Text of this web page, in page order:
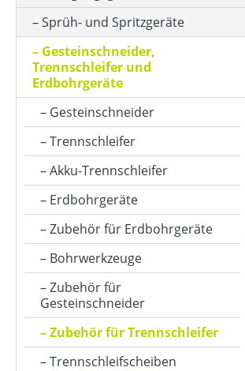
Sprüh- und Spritzgeräte
Gesteinschneider,
Trennschleifer und
Erdbohrgeräte
Gesteinschneider
Trennschleifer
Akku-Trennschleifer
Erdbohrgeräte
Zubehör für Erdbohrgeräte
Bohrwerkzeuge
Zubehör für
Gesteinschneider
Zubehör für Trennschleifer
Trennschleifscheiben